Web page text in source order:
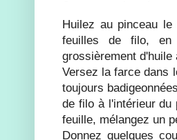
Huilez au pinceau
feuilles de filo, en
grossièrement d'huile
Versez la farce dans
toujours
de filo à l'intérieur du
feuille, mélangez un
Donnez quelques